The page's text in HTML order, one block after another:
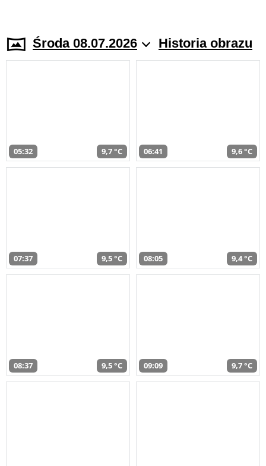
Środa 08.07.2026 Historia obrazu
05:32 9,7 °C 06:41 9,6 °C
07:37 9,5 °C 08:05 9,4 °C
08:37 9,5 °C 09:09 9,7 °C